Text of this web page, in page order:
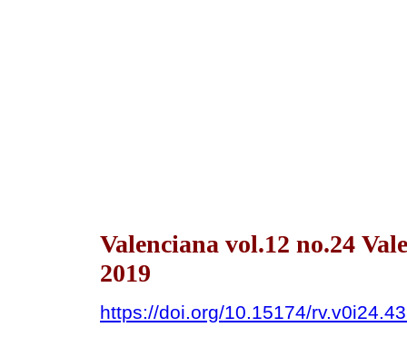
Valenciana vol.12 no.24
2019
https://doi.org/10.15174/